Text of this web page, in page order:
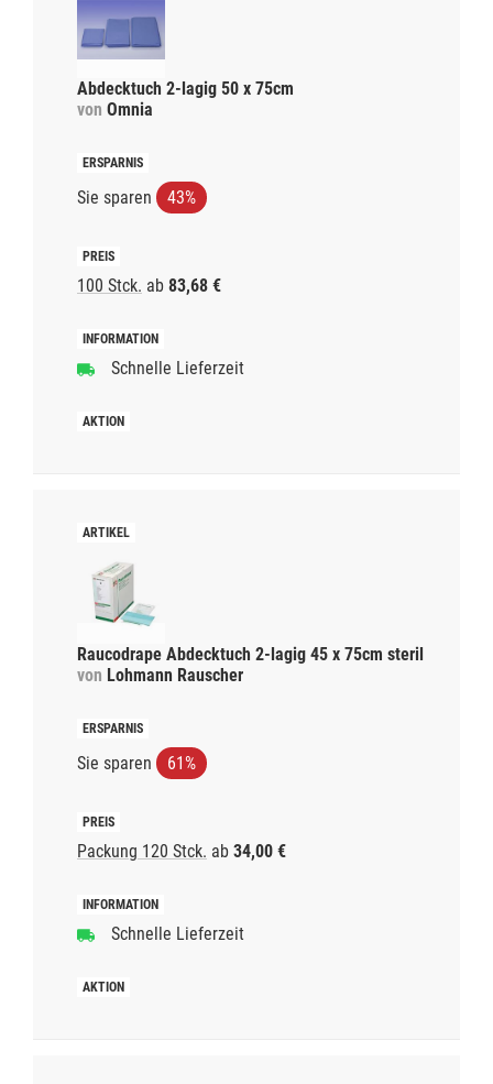
Abdecktuch 2-lagig 50 x 75cm
von Omnia
Sie sparen 43%
100 Stck. ab 83,68 €
Schnelle Lieferzeit
Raucodrape Abdecktuch 2-lagig 45 x 75cm steril
von Lohmann Rauscher
Sie sparen 61%
Packung 120 Stck. ab 34,00 €
Schnelle Lieferzeit